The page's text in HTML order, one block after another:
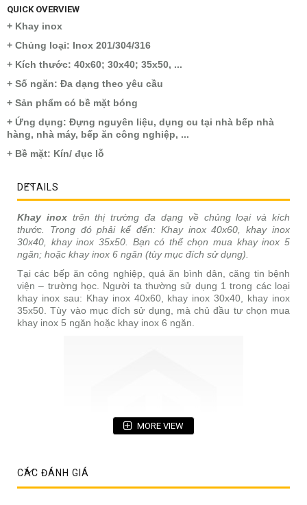
QUICK OVERVIEW
+ Khay inox
+ Chủng loại: Inox 201/304/316
+ Kích thước: 40x60; 30x40; 35x50, ...
+ Số ngăn: Đa dạng theo yêu cầu
+ Sản phẩm có bề mặt bóng
+ Ứng dụng: Đựng nguyên liệu, dụng cu tại nhà bếp nhà
hàng, nhà máy, bếp ăn công nghiệp, ...
+ Bề mặt: Kín/ đục lỗ
DETAILS
Khay inoxtrên thị trường đa dạng về chủng loại và kích
thước. Trong đó phải kể đến: Khay inox 40x60, khay inox
30x40, khay inox 35x50. Bạn có thể chọn mua khay inox 5
ngăn; hoặc khay inox 6 ngăn (tùy mục đích sử dụng).
Tại các bếp ăn công nghiệp, quá ăn bình dân, căng tin bệnh
viện – trường học. Người ta thường sử dụng 1 trong các loại
khay inox sau: Khay inox 40x60, khay inox 30x40, khay inox
35x50. Tùy vào mục đích sử dụng, mà chủ đầu tư chọn mua
khay inox 5 ngăn hoặc khay inox 6 ngăn.
MORE VIEW
CÁC ĐÁNH GIÁ